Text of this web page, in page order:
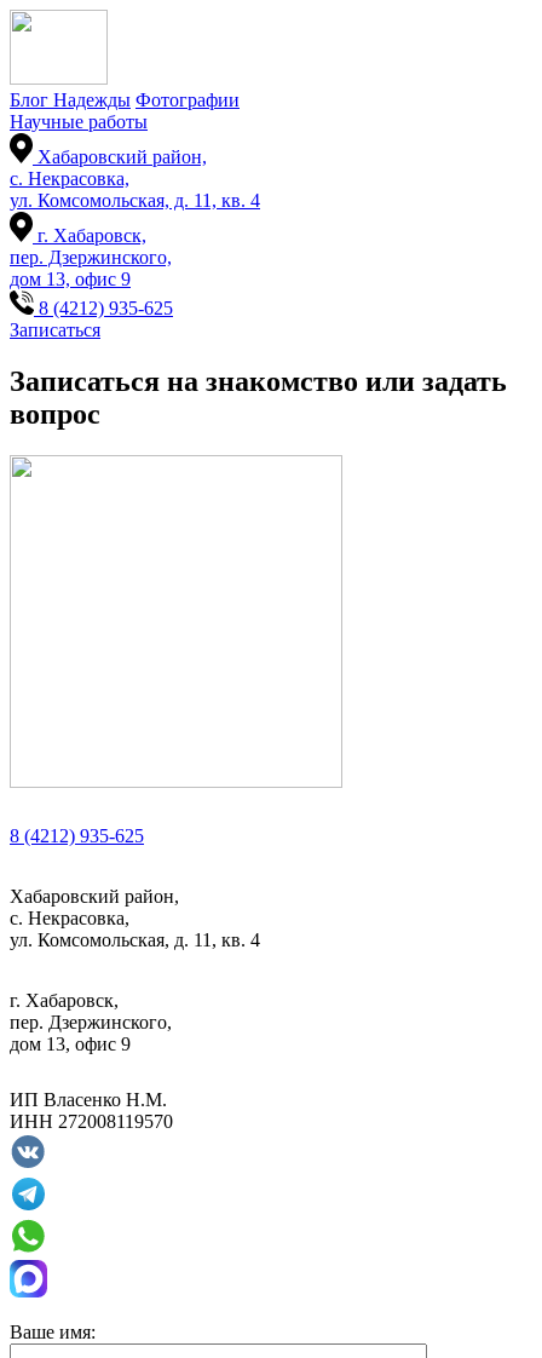
Блог Надежды Фотографии
Научные работы
Хабаровский район,
с. Некрасовка,
ул. Комсомольская, д. 11, кв. 4
г. Хабаровск,
пер. Дзержинского,
дом 13, офис 9
8 (4212) 935-625
Записаться
Записаться на знакомство или задать
вопрос
8 (4212) 935-625
Хабаровский район,
с. Некрасовка,
ул. Комсомольская, д. 11, кв. 4
г. Хабаровск,
пер. Дзержинского,
дом 13, офис 9
ИП Власенко Н.М.
ИНН 272008119570
Ваше имя: